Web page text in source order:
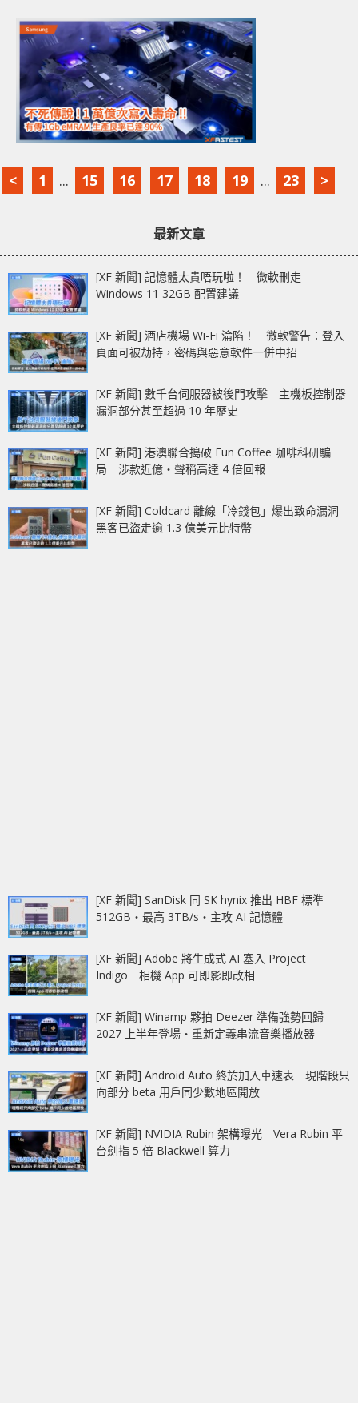
< 1 ... 15 16 17 18 19 ... 23 >
最新文章
[XF 新聞] 記憶體太貴唔玩啦！ 微軟刪走
Windows 11 32GB 配置建議
[XF 新聞] 酒店機場 Wi-Fi 淪陷！ 微軟警告：登入
頁面可被劫持，密碼與惡意軟件一併中招
[XF 新聞] 數千台伺服器被後門攻擊 主機板控制器
漏洞部分甚至超過 10 年歷史
[XF 新聞] 港澳聯合搗破 Fun Coffee 咖啡科研騙
局 涉款近億‧聲稱高達 4 倍回報
[XF 新聞] Coldcard 離線「冷錢包」爆出致命漏洞
黑客已盜走逾 1.3 億美元比特幣
[XF 新聞] SanDisk 同 SK hynix 推出 HBF 標準
512GB‧最高 3TB/s‧主攻 AI 記憶體
[XF 新聞] Adobe 將生成式 AI 塞入 Project
Indigo 相機 App 可即影即改相
[XF 新聞] Winamp 夥拍 Deezer 準備強勢回歸
2027 上半年登場‧重新定義串流音樂播放器
[XF 新聞] Android Auto 終於加入車速表 現階段只
向部分 beta 用戶同少數地區開放
[XF 新聞] NVIDIA Rubin 架構曝光 Vera Rubin 平
台劍指 5 倍 Blackwell 算力